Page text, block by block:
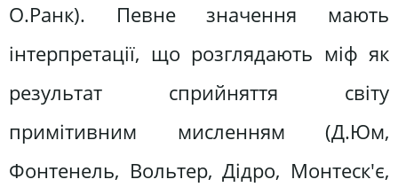
О.Ранк). Певне значення мають
інтерпретації, що розглядають міф як
результат сприйняття світу
примітивним мисленням (Д.Юм,
Фонтенель, Вольтер, Дідро, Монтеск'є,